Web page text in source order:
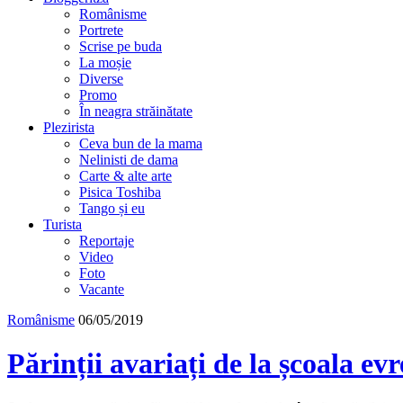
Românisme
Portrete
Scrise pe buda
La moșie
Diverse
Promo
În neagra străinătate
Plezirista
Ceva bun de la mama
Nelinisti de dama
Carte & alte arte
Pisica Toshiba
Tango și eu
Turista
Reportaje
Video
Foto
Vacante
Românisme 06/05/2019
Părinții avariați de la școala